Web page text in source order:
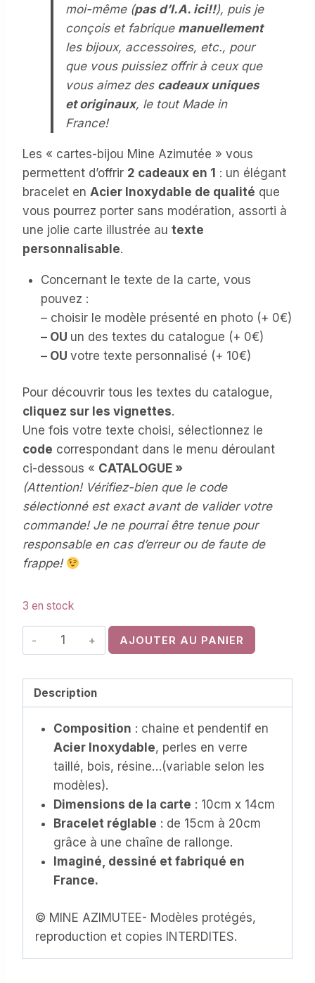
moi-même (pas d’I.A. ici!!), puis je
conçois et fabrique manuellement
les bijoux, accessoires, etc., pour
que vous puissiez offrir à ceux que
vous aimez des cadeaux uniques
et originaux, le tout Made in
France!
Les « cartes-bijou Mine Azimutée » vous
permettent d’offrir 2 cadeaux en 1 : un élégant
bracelet en Acier Inoxydable de qualité que
vous pourrez porter sans modération, assorti à
une jolie carte illustrée au texte
personnalisable.
Concernant le texte de la carte, vous
pouvez :
– choisir le modèle présenté en photo (+ 0€)
– OU un des textes du catalogue (+ 0€)
– OU votre texte personnalisé (+ 10€)
Pour découvrir tous les textes du catalogue,
cliquez sur les vignettes.
Une fois votre texte choisi, sélectionnez le
code correspondant dans le menu déroulant
ci-dessous « CATALOGUE »
(Attention! Vérifiez-bien que le code
sélectionné est exact avant de valider votre
commande! Je ne pourrai être tenue pour
responsable en cas d’erreur ou de faute de
frappe!
3 en stock
quantité
de
en
Acier
Inoxydable,
avec
sa
carte
personnalisée
au
texte
modifiable
(CB-
AJOUTER AU PANIER
Description
Composition : chaine et pendentif en
Acier Inoxydable, perles en verre
taillé, bois, résine…(variable selon les
modèles).
Dimensions de la carte : 10cm x 14cm
Bracelet réglable : de 15cm à 20cm
grâce à une chaîne de rallonge.
Imaginé, dessiné et fabriqué en
France.
© MINE AZIMUTEE- Modèles protégés,
reproduction et copies INTERDITES.